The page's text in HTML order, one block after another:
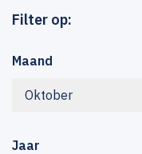
Filter op:
Maand
Oktober
Jaar